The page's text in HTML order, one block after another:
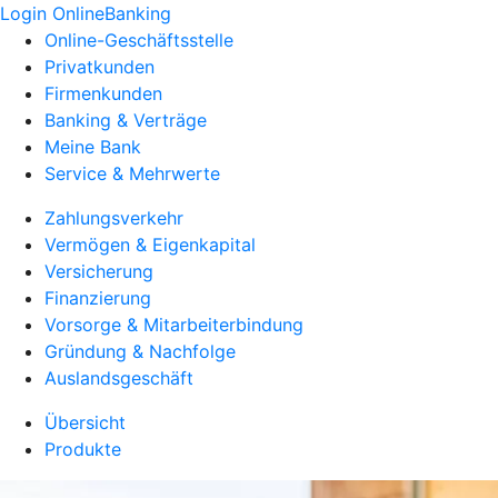
Login OnlineBanking
Online-Geschäftsstelle
Privatkunden
Firmenkunden
Banking & Verträge
Meine Bank
Service & Mehrwerte
Zahlungsverkehr
Vermögen & Eigenkapital
Versicherung
Finanzierung
Vorsorge & Mitarbeiterbindung
Gründung & Nachfolge
Auslandsgeschäft
Übersicht
Produkte